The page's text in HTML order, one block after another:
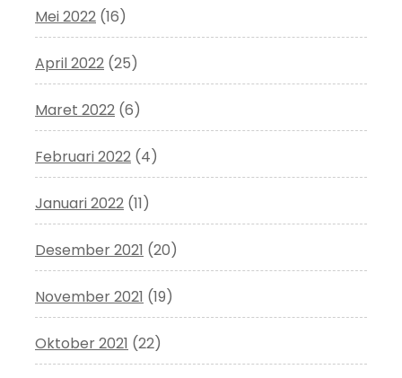
Mei 2022 (16)
April 2022 (25)
Maret 2022 (6)
Februari 2022 (4)
Januari 2022 (11)
Desember 2021 (20)
November 2021 (19)
Oktober 2021 (22)